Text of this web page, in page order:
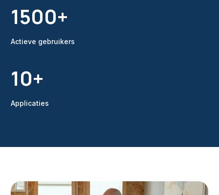
1500+
Actieve gebruikers
10+
Applicaties